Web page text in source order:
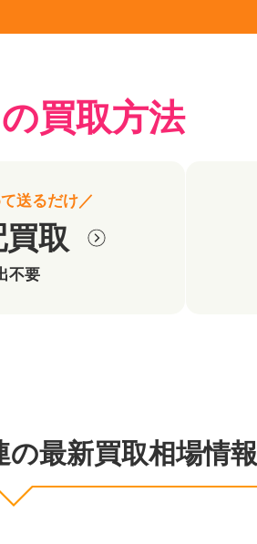
買取方法
送るだけ／
取
不要
最新買取相場情報